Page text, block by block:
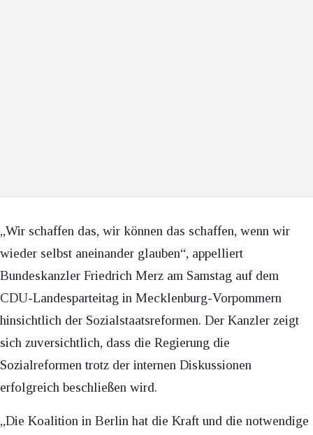
„Wir schaffen das, wir können das schaffen, wenn wir
wieder selbst aneinander glauben“, appelliert
Bundeskanzler Friedrich Merz am Samstag auf dem
CDU-Landesparteitag in Mecklenburg-Vorpommern
hinsichtlich der Sozialstaatsreformen. Der Kanzler zeigt
sich zuversichtlich, dass die Regierung die
Sozialreformen trotz der internen Diskussionen
erfolgreich beschließen wird.
„Die Koalition in Berlin hat die Kraft und die notwendige